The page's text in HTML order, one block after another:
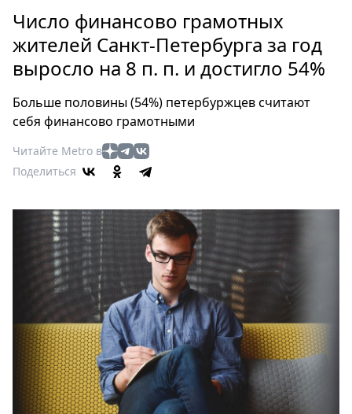
Россия
Мир
Здоровье
Туризм
Мода
Театр
Кино
Книги
Выставки
Пресс-
релизы
Metro
Стримы
Спецпроекты
Звезды
Выборы
Число финансово грамотных
жителей Санкт-Петербурга за год
выросло на 8 п. п. и достигло 54%
Больше половины (54%) петербуржцев считают
себя финансово грамотными
Читайте Metro в
Поделиться